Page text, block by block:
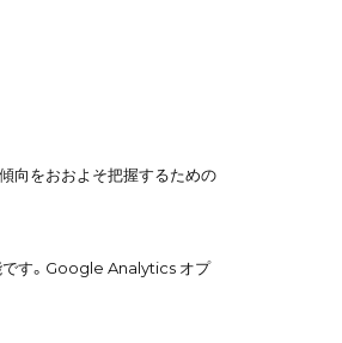
向をおおよそ把握するための
です。Google Analytics オプ